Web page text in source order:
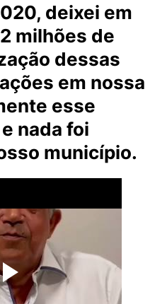
deixei em
milhões de
dessas
em nossa
esse
nada foi
município.